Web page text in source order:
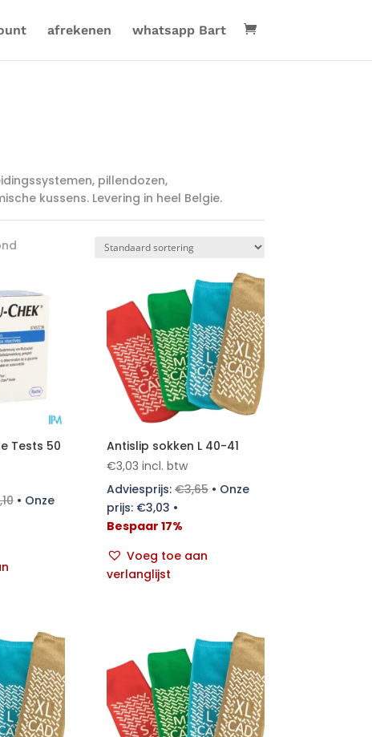
afrekenen whatsapp Bart
pillendozen,
kussens. Levering in heel Belgie.
Tests 50
• Onze
Antislip sokken L 40-41
€3,03 incl. btw
Adviesprijs: €3,65• Onze
prijs: €3,03 •
Bespaar 17%
Voeg toe aan
verlanglijst